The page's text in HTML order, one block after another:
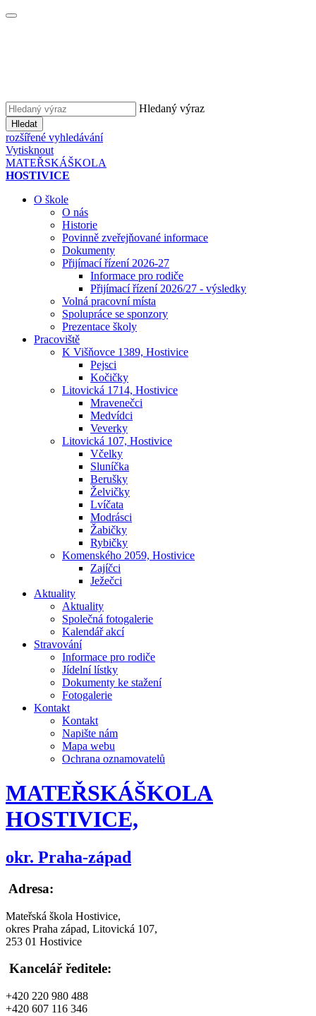
Hledaný výraz
Hledat
rozšířené vyhledávání
Vytisknout
MATEŘSKÁŠKOLA
HOSTIVICE
O škole
O nás
Historie
Povinně zveřejňované informace
Dokumenty
Přijímací řízení 2026-27
Informace pro rodiče
Přijímací řízení 2026/27 - výsledky
Volná pracovní místa
Spolupráce se sponzory
Prezentace školy
Pracoviště
K Višňovce 1389, Hostivice
Pejsci
Kočičky
Litovická 1714, Hostivice
Mravenečci
Medvídci
Veverky
Litovická 107, Hostivice
Včelky
Sluníčka
Berušky
Želvičky
Lvíčata
Modrásci
Žabičky
Rybičky
Komenského 2059, Hostivice
Zajíčci
Ježečci
Aktuality
Aktuality
Společná fotogalerie
Kalendář akcí
Stravování
Informace pro rodiče
Jídelní lístky
Dokumenty ke stažení
Fotogalerie
Kontakt
Kontakt
Napište nám
Mapa webu
Ochrana oznamovatelů
MATEŘSKÁŠKOLA
HOSTIVICE,
okr. Praha-západ
Adresa:
Mateřská škola Hostivice,
okres Praha západ, Litovická 107,
253 01 Hostivice
Kancelář ředitele:
+420 220 980 488
+420 607 116 346